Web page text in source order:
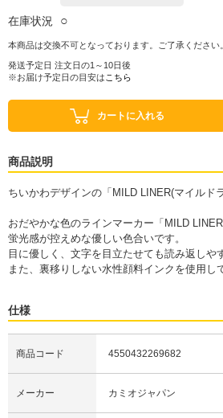
在庫状況 ○
本商品は交換不可となっております。ご了承ください。
発送予定日 注文日の1～10日後
※お届け予定日の目安は こちら
カートに入れる
商品説明
ちいかわデザインの「MILD LINER(マイルド
おだやかな色のラインマーカー「MILD
蛍光感が控えめな優しい色合いです。
目に優しく、文字を目立たせても読み返しや
また、裏移りしない水性顔料インクを使用し
仕様
商品コード 4550432269682
メーカー カミオジャパン